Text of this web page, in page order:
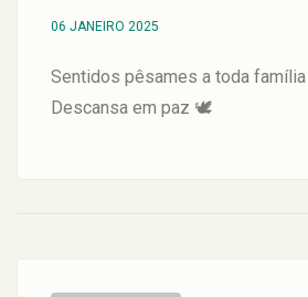
06 JANEIRO 2025
Sentidos pêsames a toda família
Descansa em paz 🕊️